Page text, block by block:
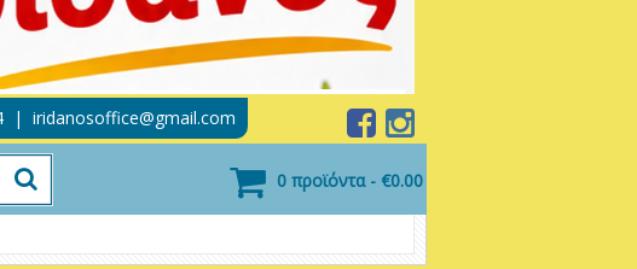
| iridanosoffice@gmail.com
0 προϊόντα - €0.00